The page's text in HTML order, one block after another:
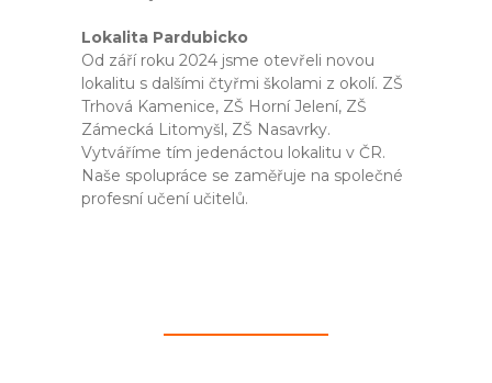
Lokalita Pardubicko
Od září roku 2024 jsme otevřeli novou
lokalitu s dalšími čtyřmi školami z okolí. ZŠ
Trhová Kamenice, ZŠ Horní Jelení, ZŠ
Zámecká Litomyšl, ZŠ Nasavrky.
Vytváříme tím jedenáctou lokalitu v ČR.
Naše spolupráce se zaměřuje na společné
profesní učení učitelů.